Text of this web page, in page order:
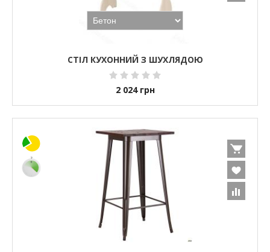
СТІЛ КУХОННИЙ З ШУХЛЯДОЮ
2 024 грн